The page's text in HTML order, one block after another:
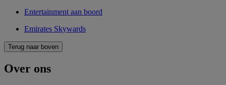
Entertainment aan boord
Emirates Skywards
Terug naar boven
Over ons